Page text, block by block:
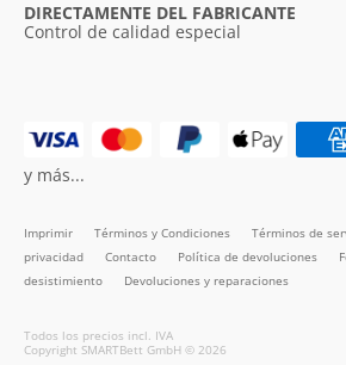
DIRECTAMENTE DEL FABRICANTE
Control de calidad especial
Imprimir Términos y Condiciones Términos de
privacidad
Contacto Política de devoluciones
desistimiento
Devoluciones y reparaciones
Todos los precios incl. IVA
Copyright SMARTBett GmbH © 2026
y más...